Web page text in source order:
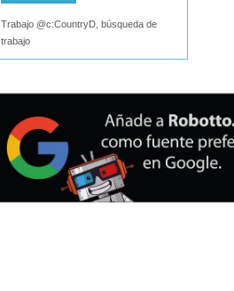
Trabajo @c:CountryD, búsqueda de
trabajo